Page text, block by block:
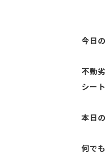
今日
不動
シー
本日
何で